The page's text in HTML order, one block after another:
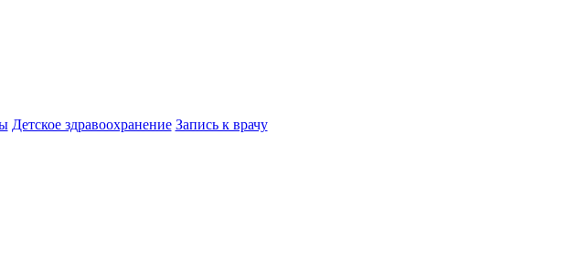
Детское здравоохранение Запись к врачу